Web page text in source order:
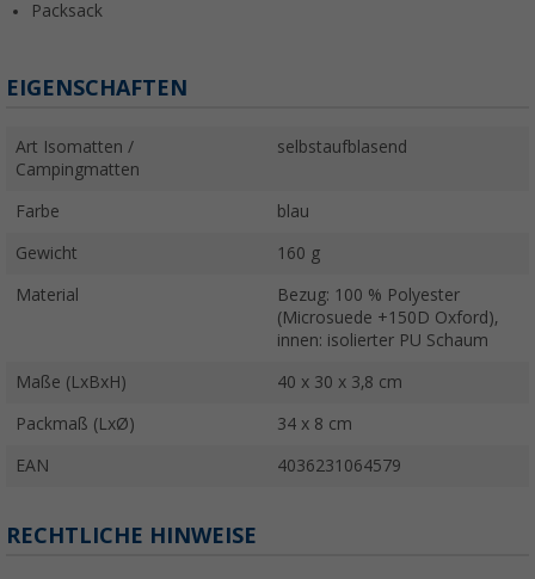
Packsack
EIGENSCHAFTEN
Art Isomatten /
Campingmatten
selbstaufblasend
Farbe blau
Gewicht 160 g
Material
Bezug: 100 % Polyester
(Microsuede +150D Oxford),
innen: isolierter PU Schaum
Maße (LxBxH) 40 x 30 x 3,8 cm
Packmaß (LxØ) 34 x 8 cm
EAN 4036231064579
RECHTLICHE HINWEISE